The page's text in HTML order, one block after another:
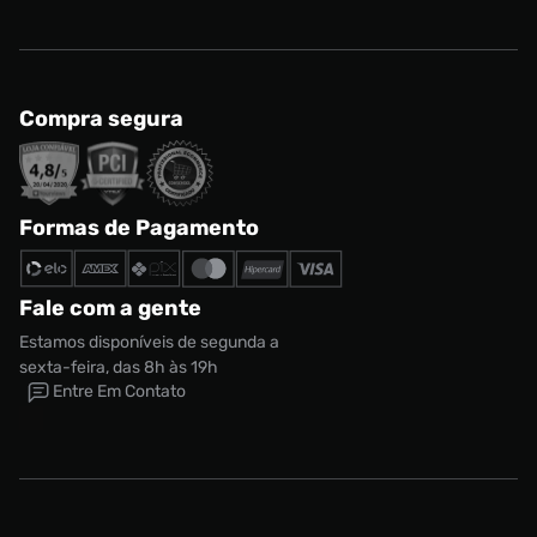
Compra segura
Formas de Pagamento
Fale com a gente
Estamos disponíveis de segunda a
sexta-feira, das 8h às 19h
Entre Em Contato